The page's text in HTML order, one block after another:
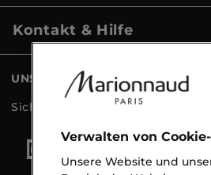
Kontakt & Hilfe
UNSERE ZAHLUNGSARTEN
Sicher bezahlen mit
Verwalten von
Unsere Website und